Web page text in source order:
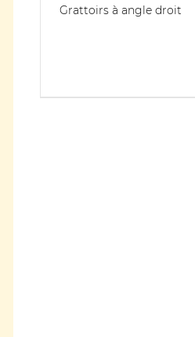
Grattoirs à angle droit